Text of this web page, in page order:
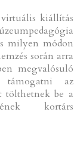
kiállítás
milyen módon
során arra
megvalósuló
az
tölthetnek be a
kortárs